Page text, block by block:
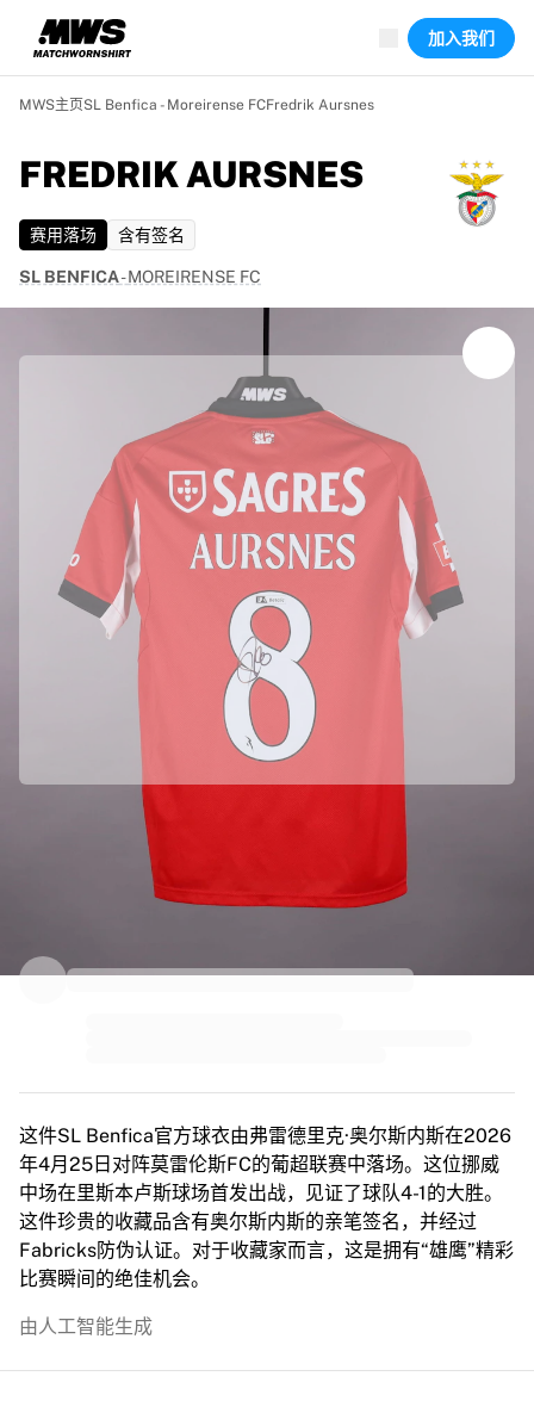
精彩集锦
World Championship Auctions
Legend Collection
Tour de France
竞拍
即将结束
Hidden Gems
藏品
精彩集锦
World Championship Auctions
Legend Collection
United States
Paris Saint-Germain
FC Bayern München
Premier League
顶级女子队伍
US Women's Soccer
Canada Women's Soccer
NWSL
OL Lyonnes
Paris Saint-Germain Feminines
Arsenal WFC
篮球
加入我们
MWS主页SL Benfica - Moreirense FCFredrik Aursnes
FREDRIK AURSNES
赛用落场 含有签名
SL BENFICA-MOREIRENSE FC
由SL Benfica官方合作带来
本藏品由SL Benfica官方提供，品质保障。
Fabricks验证加持
这件SL Benfica官方球衣由弗雷德里克·奥尔斯内斯在2026
年4月25日对阵莫雷伦斯FC的葡超联赛中落场。这位挪威
中场在里斯本卢斯球场首发出战，见证了球队4-1的大胜。
这件珍贵的收藏品含有奥尔斯内斯的亲笔签名，并经过
Fabricks防伪认证。对于收藏家而言，这是拥有“雄鹰”精彩
比赛瞬间的绝佳机会。
由人工智能生成